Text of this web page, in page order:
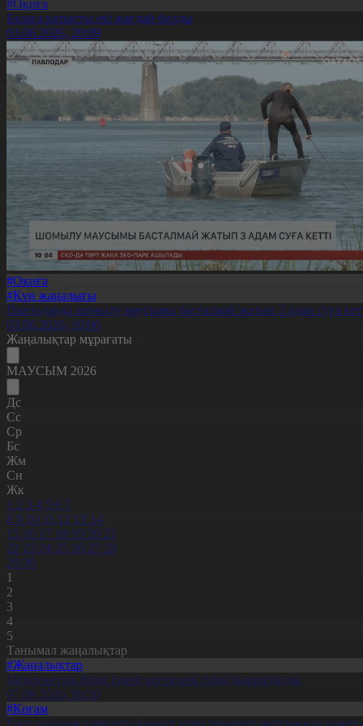
#Оқиға
Балаға қатысты екі жағдай болды
03.06.2026, 20:09
#Оқиға
#Күн жаңалығы
Павлодарда шомылу маусымы басталмай жатып 3 адам суға
03.06.2026, 10:06
Жаңалықтар мұрағаты
МАУСЫМ 2026
Дс
Сс
Ср
Бс
Жм
Сн
Жк
1 2 3 4 5 6 7
8 9 10 11 12 13 14
15 16 17 18 19 20 21
22 23 24 25 26 27 28
29 30
1
2
3
4
5
Танымал жаңалықтар
#Жаңалықтар
Мемлекеттік білім грант иегерлері тізімі жарияланды
07.08.2026, 16:50
#Қоғам
Енді салалық дәрігерге қаралу үшін терапевт жолдамасы қажет